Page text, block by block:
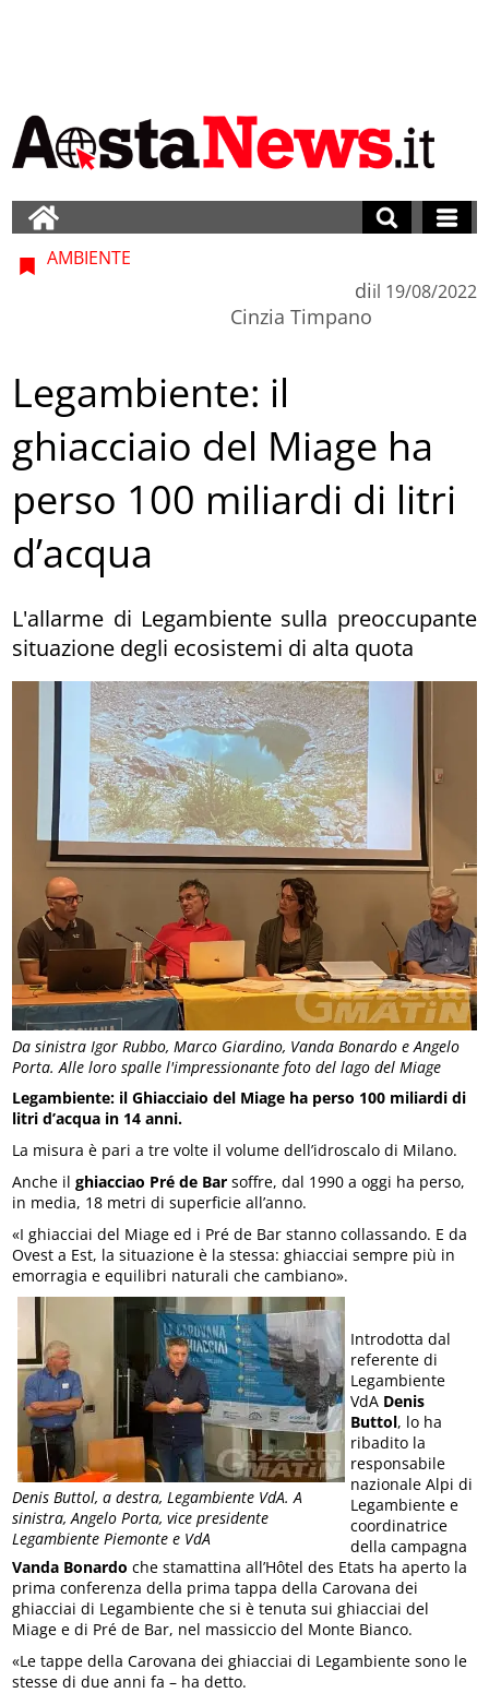
Da sinistra Igor Rubbo, Marco Giardino, Vanda Bonardo e Angelo
Porta. Alle loro spalle l'impressionante foto del lago del Miage
AMBIENTE
di
Cinzia Timpano
il 19/08/2022
Legambiente: il
ghiacciaio del Miage ha
perso 100 miliardi di litri
d’acqua
L'allarme di Legambiente sulla preoccupante
situazione degli ecosistemi di alta quota
Legambiente: il Ghiacciaio del Miage ha perso 100 miliardi di
litri d’acqua in 14 anni.
La misura è pari a tre volte il volume dell’idroscalo di Milano.
Anche il ghiacciao Pré de Bar soffre, dal 1990 a oggi ha perso,
in media, 18 metri di superficie all’anno.
«I ghiacciai del Miage ed i Pré de Bar stanno collassando. E da
Ovest a Est, la situazione è la stessa: ghiacciai sempre più in
emorragia e equilibri naturali che cambiano».
Denis Buttol, a destra, Legambiente VdA. A
sinistra, Angelo Porta, vice presidente
Legambiente Piemonte e VdA
Introdotta dal
referente di
Legambiente
VdA Denis
Buttol, lo ha
ribadito la
responsabile
nazionale Alpi di
Legambiente e
coordinatrice
della campagna
Vanda Bonardo che stamattina all’Hôtel des Etats ha aperto la
prima conferenza della prima tappa della Carovana dei
ghiacciai di Legambiente che si è tenuta sui ghiacciai del
Miage e di Pré de Bar, nel massiccio del Monte Bianco.
«Le tappe della Carovana dei ghiacciai di Legambiente sono le
stesse di due anni fa – ha detto.